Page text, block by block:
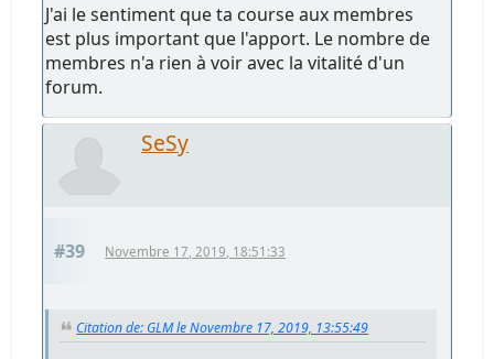
J'ai le sentiment que ta course aux membres
est plus important que l'apport. Le nombre de
membres n'a rien à voir avec la vitalité d'un
forum.
SeSy
#39 Novembre 17, 2019, 18:51:33
Citation de: GLM le Novembre 17, 2019, 13:55:49